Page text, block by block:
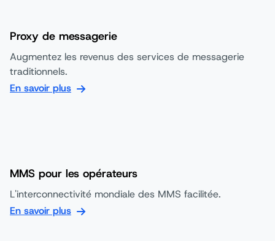
Proxy de messagerie
Augmentez les revenus des services de messagerie
traditionnels.
En savoir plus
MMS pour les opérateurs
L'interconnectivité mondiale des MMS facilitée.
En savoir plus